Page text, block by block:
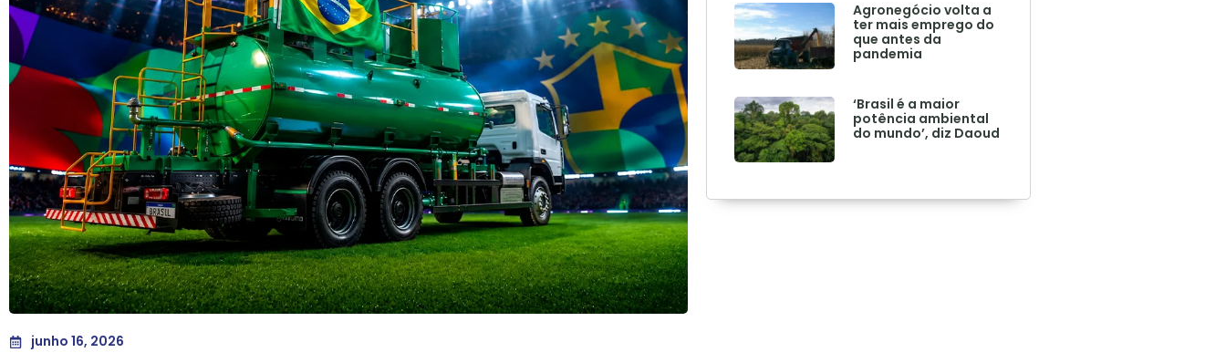
junho 16, 2026
Agronegócio volta a
ter mais emprego do
que antes da
pandemia
‘Brasil é a maior
potência ambiental
do mundo’, diz Daoud